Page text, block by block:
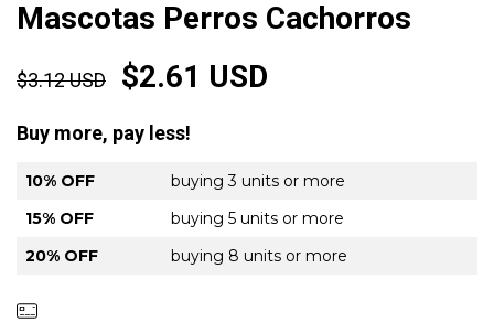
Mascotas Perros Cachorros
$3.12 USD $2.61 USD
Buy more, pay less!
10% OFF
buying 3 units or more
15% OFF
buying 5 units or more
20% OFF
buying 8 units or more